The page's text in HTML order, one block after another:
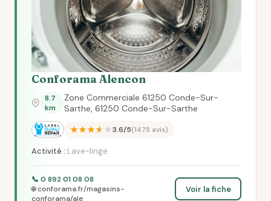
Conforama Alencon
8.7
km
Zone Commerciale 61250 Conde-Sur-
Sarthe, 61250 Conde-Sur-Sarthe
★★★★★3.6/5(1475 avis)
Activité : Lave-linge
📞 0 892 01 08 08
🌐 conforama.fr/magasins-
conforama/ale
Voir la fiche